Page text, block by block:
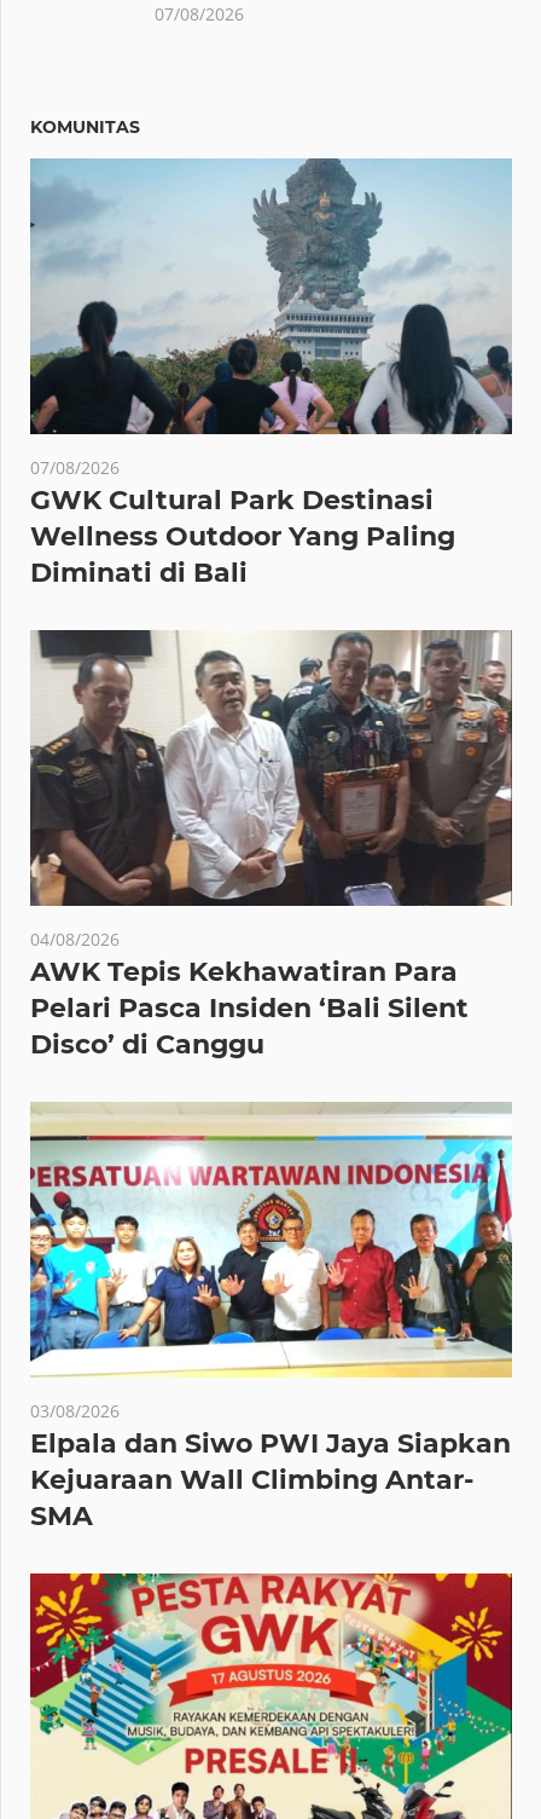
07/08/2026
KOMUNITAS
07/08/2026
GWK Cultural Park Destinasi
Wellness Outdoor Yang Paling
Diminati di Bali
04/08/2026
AWK Tepis Kekhawatiran Para
Pelari Pasca Insiden ‘Bali Silent
Disco’ di Canggu
03/08/2026
Elpala dan Siwo PWI Jaya Siapkan
Kejuaraan Wall Climbing Antar-
SMA